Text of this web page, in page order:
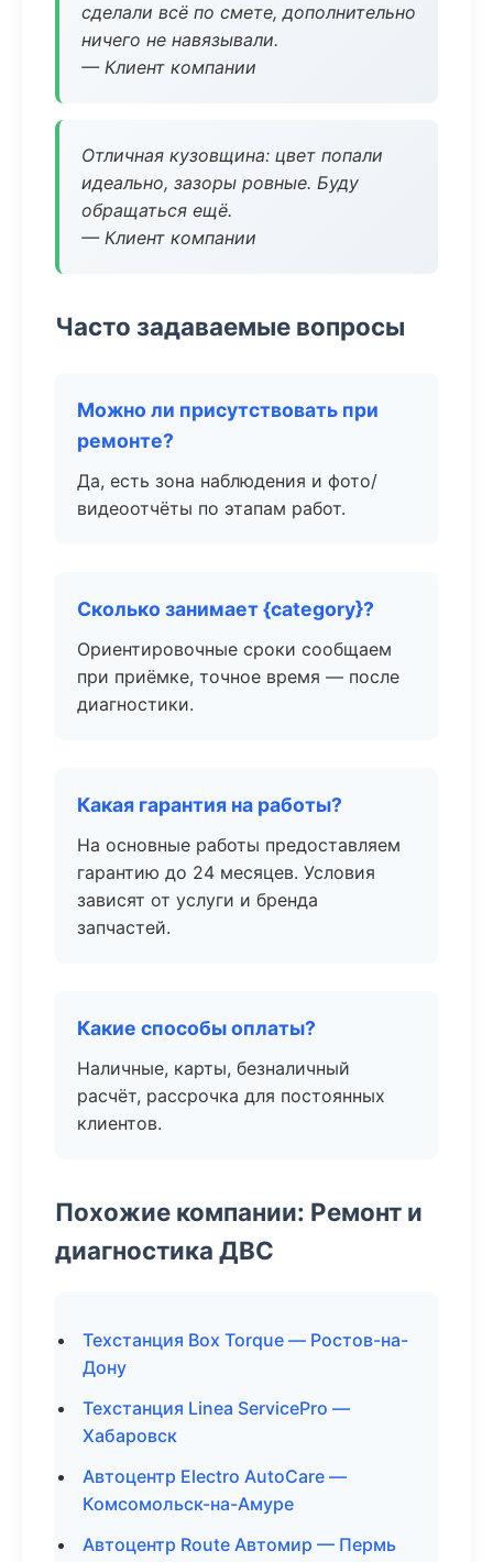
сделали всё по смете, дополнительно
ничего не навязывали.
— Клиент компании
Отличная кузовщина: цвет попали
идеально, зазоры ровные. Буду
обращаться ещё.
— Клиент компании
Часто задаваемые вопросы
Можно ли присутствовать при
ремонте?
Да, есть зона наблюдения и фото/
видеоотчёты по этапам работ.
Сколько занимает {category}?
Ориентировочные сроки сообщаем
при приёмке, точное время — после
диагностики.
Какая гарантия на работы?
На основные работы предоставляем
гарантию до 24 месяцев. Условия
зависят от услуги и бренда
запчастей.
Какие способы оплаты?
Наличные, карты, безналичный
расчёт, рассрочка для постоянных
клиентов.
Похожие компании: Ремонт и
диагностика ДВС
Техстанция Box Torque — Ростов-на-
Дону
Техстанция Linea ServicePro —
Хабаровск
Автоцентр Electro AutoCare —
Комсомольск-на-Амуре
Автоцентр Route Автомир — Пермь